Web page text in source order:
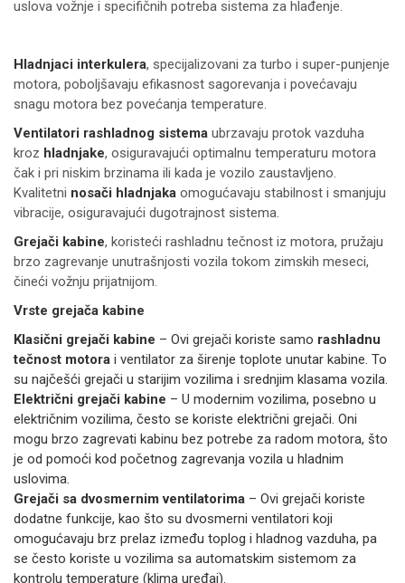
uslova vožnje i specifičnih potreba sistema za hlađenje.
Hladnjaci interkulera, specijalizovani za turbo i super-punjenje
motora, poboljšavaju efikasnost sagorevanja i povećavaju
snagu motora bez povećanja temperature.
Ventilatori rashladnog sistema ubrzavaju protok vazduha
kroz hladnjake, osiguravajući optimalnu temperaturu motora
čak i pri niskim brzinama ili kada je vozilo zaustavljeno.
Kvalitetni nosači hladnjaka omogućavaju stabilnost i smanjuju
vibracije, osiguravajući dugotrajnost sistema.
Grejači kabine, koristeći rashladnu tečnost iz motora, pružaju
brzo zagrevanje unutrašnjosti vozila tokom zimskih meseci,
čineći vožnju prijatnijom.
Vrste grejača kabine
Klasični grejači kabine – Ovi grejači koriste samo rashladnu
tečnost motora i ventilator za širenje toplote unutar kabine. To
su najčešći grejači u starijim vozilima i srednjim klasama vozila.
Električni grejači kabine – U modernim vozilima, posebno u
električnim vozilima, često se koriste električni grejači. Oni
mogu brzo zagrevati kabinu bez potrebe za radom motora, što
je od pomoći kod početnog zagrevanja vozila u hladnim
uslovima.
Grejači sa dvosmernim ventilatorima – Ovi grejači koriste
dodatne funkcije, kao što su dvosmerni ventilatori koji
omogućavaju brz prelaz između toplog i hladnog vazduha, pa
se često koriste u vozilima sa automatskim sistemom za
kontrolu temperature (klima uređaj).